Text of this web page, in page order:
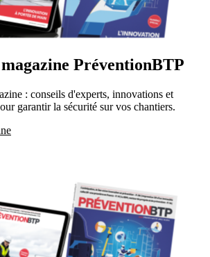
PréventionBTP
: conseils d'experts, innovations et
garantir la sécurité sur vos chantiers.